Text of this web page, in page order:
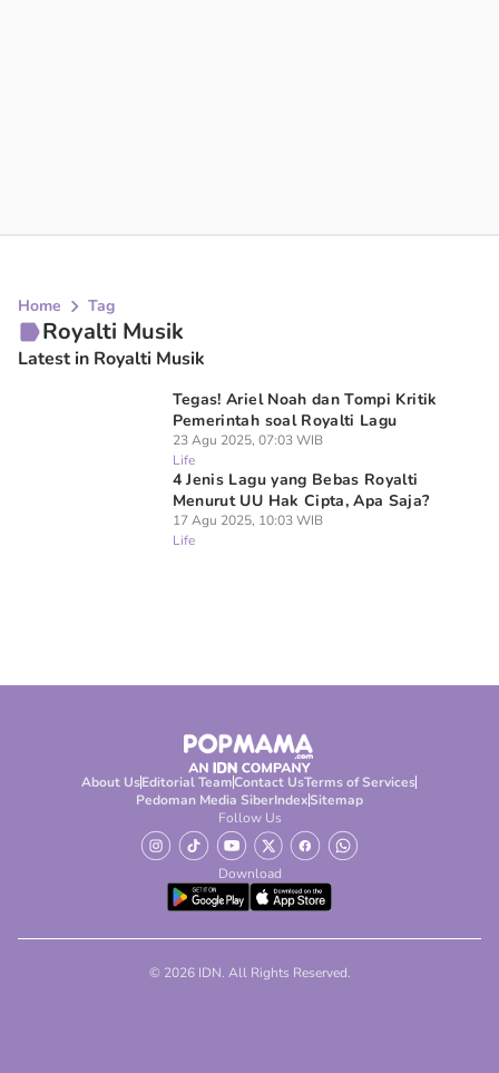
Home Tag
Royalti Musik
Latest in Royalti Musik
Tegas! Ariel Noah dan Tompi Kritik
Pemerintah soal Royalti Lagu
23 Agu 2025, 07:03 WIB
Life
4 Jenis Lagu yang Bebas Royalti
Menurut UU Hak Cipta, Apa Saja?
17 Agu 2025, 10:03 WIB
Life
About UsEditorial TeamContact UsTerms of Services
Pedoman Media SiberIndexSitemap
Follow Us
Download
© 2026 IDN. All Rights Reserved.